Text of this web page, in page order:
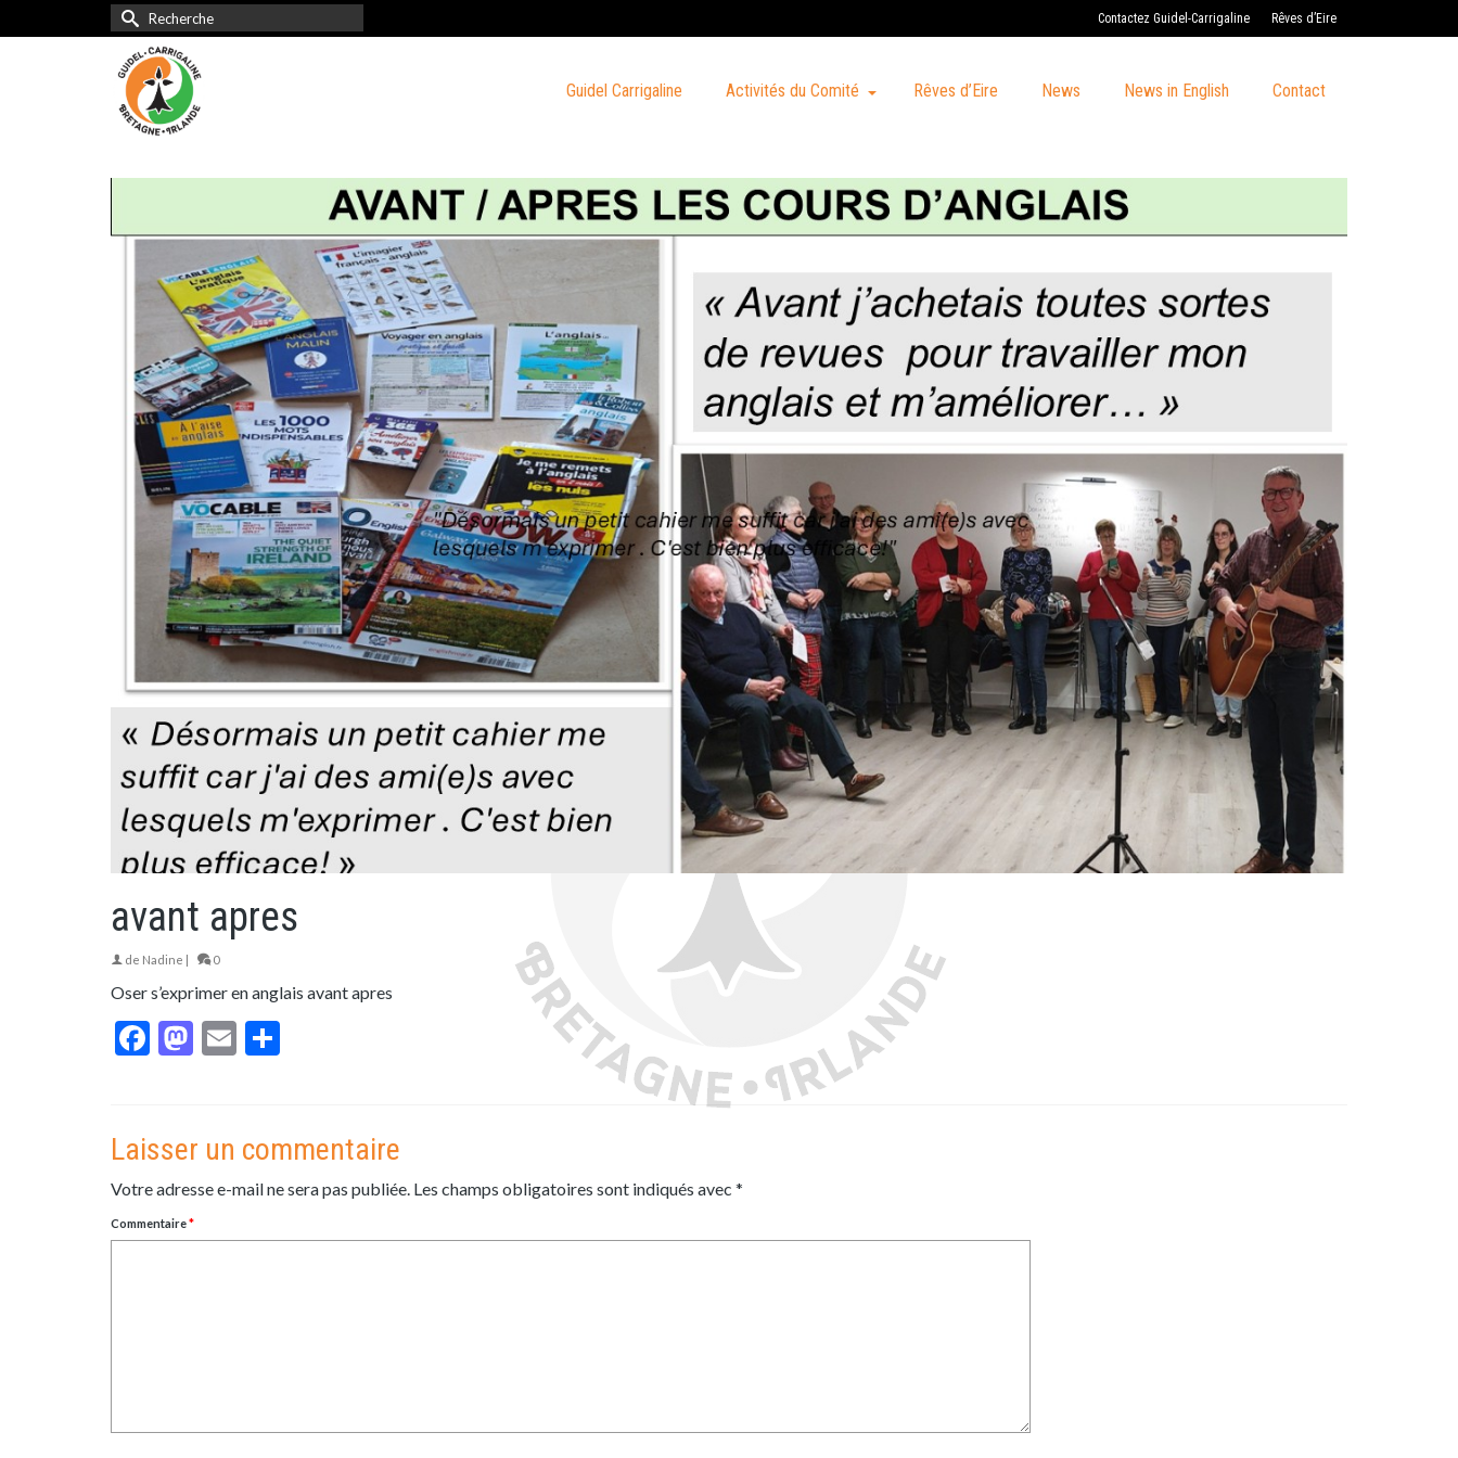
Contactez Guidel-Carrigaline Rêves d’Eire
Rechercher :
Guidel Carrigaline Activités du Comité Rêves d’Eire News News in English Contact
avant apres
de Nadine 0
Oser s’exprimer en anglais avant apres
Facebook
Mastodon
Email
Laisser un commentaire
Votre adresse e-mail ne sera pas publiée. Les champs obligatoires sont indiqués avec *
Commentaire*